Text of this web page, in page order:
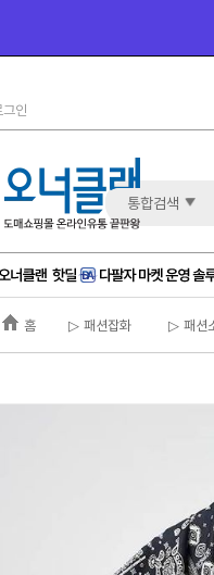
인
통합검색
홈 ▷ 패션잡화 ▷ 패션